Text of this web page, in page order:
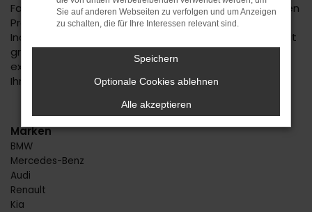
Fahrzeug in Tübingen auch noch auf einen erstklassigen
Preis freuen. Beim Autohaus Daub setzen wir auf
Individualität und beraten Sie immer persönlich und mit
größter Fachkompetenz. Wir stellen sicher, dass Sie
exakt den Suzuki Vitara Neuwagen erhalten, der zu
Ihnen und Tübingen passt.
Marken
BMW
Mercedes-Benz
Audi
Renault
Kia
Sie auf anderen Webseiten zu verfolgen und um Anzeigen
zu schalten, die für Ihre Interessen relevant sind.
Speichern
Optionale Cookies ablehnen
Alle akzeptieren